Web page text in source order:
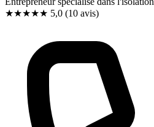
★★★★★ 5,0 (10 avis)